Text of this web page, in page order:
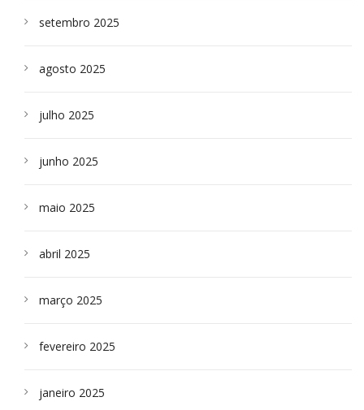
setembro 2025
agosto 2025
julho 2025
junho 2025
maio 2025
abril 2025
março 2025
fevereiro 2025
janeiro 2025